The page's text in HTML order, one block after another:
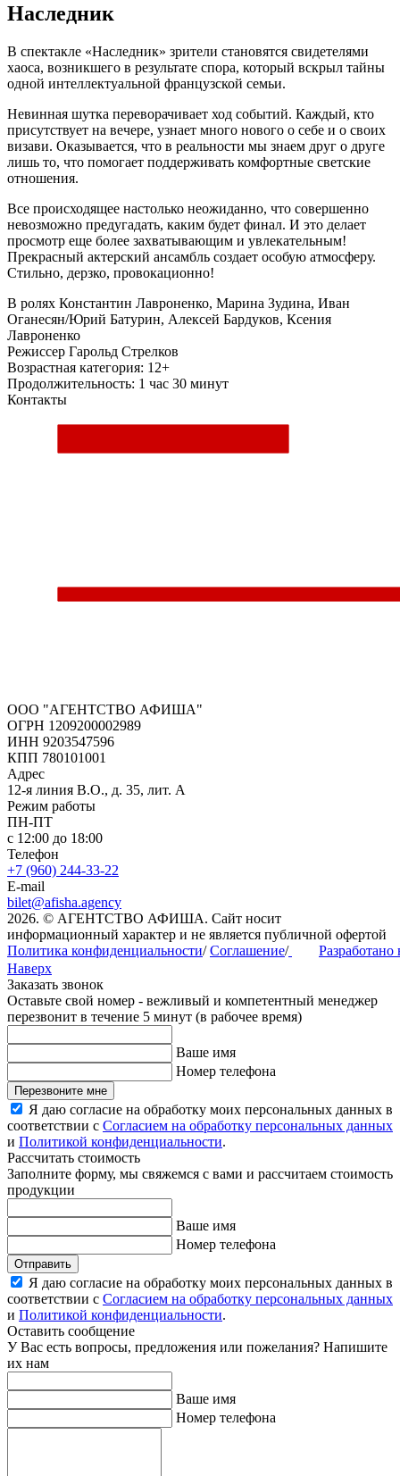
Наследник
В спектакле «Наследник» зрители становятся свидетелями
хаоса, возникшего в результате спора, который вскрыл тайны
одной интеллектуальной французской семьи.
Невинная шутка переворачивает ход событий. Каждый, кто
присутствует на вечере, узнает много нового о себе и о своих
визави. Оказывается, что в реальности мы знаем друг о друге
лишь то, что помогает поддерживать комфортные светские
отношения.
Все происходящее настолько неожиданно, что совершенно
невозможно предугадать, каким будет финал. И это делает
просмотр еще более захватывающим и увлекательным!
Прекрасный актерский ансамбль создает особую атмосферу.
Стильно, дерзко, провокационно!
В ролях Константин Лавроненко, Марина Зудина, Иван
Оганесян/Юрий Батурин, Алексей Бардуков, Ксения
Лавроненко
Режиcсер Гарольд Стрелков
Возрастная категория: 12+
Продолжительность: 1 час 30 минут
Контакты
ООО "АГЕНТСТВО АФИША"
ОГРН 1209200002989
ИНН 9203547596
КПП 780101001
Адрес
12-я линия В.О., д. 35, лит. А
Режим работы
ПН-ПТ
с 12:00 до 18:00
Телефон
+7 (960) 244-33-22
E-mail
bilet@afisha.agency
2026. © АГЕНТСТВО АФИША. Сайт носит
информационный характер и не является публичной офертой
Политика конфиденциальности/ Соглашение/
Разработано
Наверх
Заказать звонок
Оставьте свой номер - вежливый и компетентный менеджер
перезвонит в течение 5 минут (в рабочее время)
Ваше имя
Номер телефона
Перезвоните мне
Я даю согласие на обработку моих персональных данных в
соответствии с Согласием на обработку персональных данных
и Политикой конфиденциальности.
Рассчитать стоимость
Заполните форму, мы свяжемся с вами и рассчитаем стоимость
продукции
Ваше имя
Номер телефона
Отправить
Я даю согласие на обработку моих персональных данных в
соответствии с Согласием на обработку персональных данных
и Политикой конфиденциальности.
Оставить сообщение
У Вас есть вопросы, предложения или пожелания? Напишите
их нам
Ваше имя
Номер телефона